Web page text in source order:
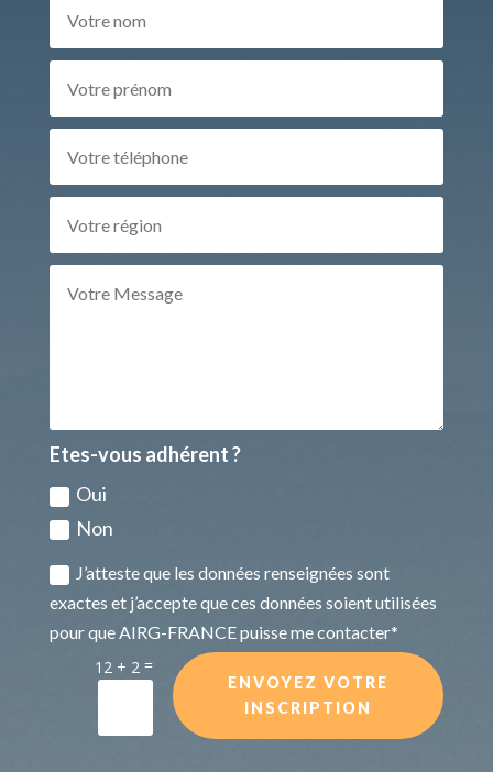
Etes-vous adhérent ?
Oui
Non
J’atteste que les données renseignées sont
exactes et j’accepte que ces données soient utilisées
pour que AIRG-FRANCE puisse me contacter*
12 + 2 =
ENVOYEZ VOTRE
INSCRIPTION